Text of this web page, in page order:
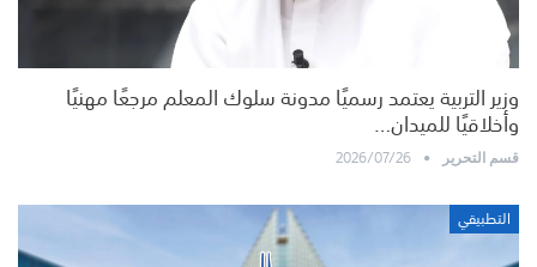
وزير التربية يعتمد رسميًا مدونة سلوك المعلم مرجعًا مهنيًا
وأخلاقيًا للميدان…
قسم التحرير
2026/07/26
التطبيقي